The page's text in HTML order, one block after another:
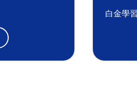
白金學